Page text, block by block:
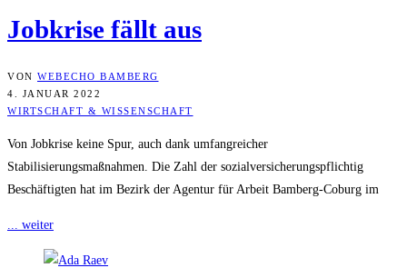
Job­kri­se fällt aus
VON WEBECHO BAMBERG
4. JANUAR 2022
WIRTSCHAFT & WISSENSCHAFT
Von Jobkrise keine Spur, auch dank umfangreicher
Stabilisierungsmaßnahmen. Die Zahl der sozialversicherungspflichtig
Beschäftigten hat im Bezirk der Agentur für Arbeit Bamberg-Coburg im
... weiter